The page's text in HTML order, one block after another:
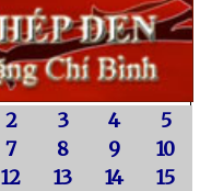
2 3 4
5
7 8 9
10
12 13 14
15